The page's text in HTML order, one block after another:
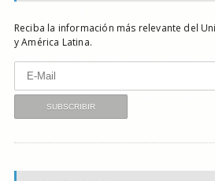
Reciba la información más relevante del
y América Latina.